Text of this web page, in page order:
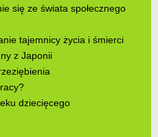
się ze świata społecznego
tajemnicy życia i śmierci
z Japonii
dziecięcego